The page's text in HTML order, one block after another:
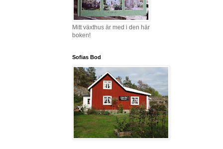
Mitt växthus är med i den här
boken!
Sofias Bod